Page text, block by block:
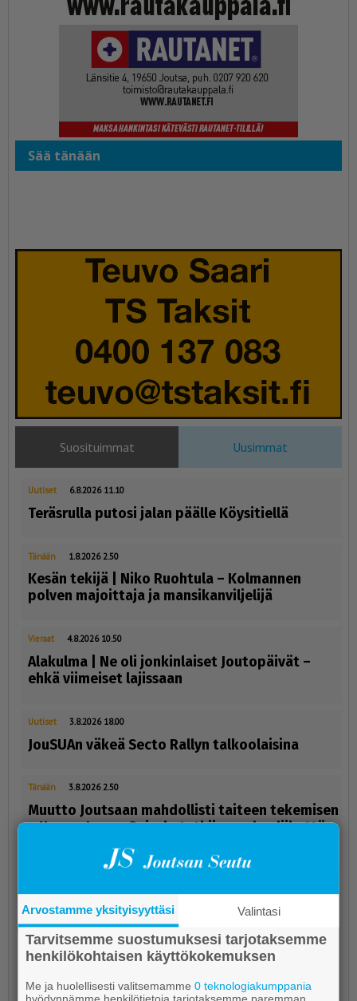
Sää tänään
Suosituimmat Uusimmat
Uutiset 6.8.2026 11.10
Teräsrulla putosi jalan päälle Köysitiellä
Tänään 1.8.2026 2.50
Kesän tekijä | Niko Ruohtula ­– Kolmannen
polven majoittaja ja mansikanviljelijä
Vieraat 4.8.2026 10.50
Alakulma | Ne oli jonkinlaiset Joutopäivät –
ehkä viimeiset lajissaan
Uutiset 3.8.2026 18.00
JouSUAn väkeä Secto Rallyn talkoolaisina
Tänään 3.8.2026 2.50
Muutto Joutsaan mahdollisti taiteen tekemisen
– Hanna-Leena Soisalo tutkii muodon liikettä
Arvostamme yksityisyyttäsi Valintasi
Tarvitsemme suostumuksesi tarjotaksemme
henkilökohtaisen käyttökokemuksen
Me ja huolellisesti valitsemamme0 teknologiakumppania
hyödynnämme henkilötietoja tarjotaksemme paremman